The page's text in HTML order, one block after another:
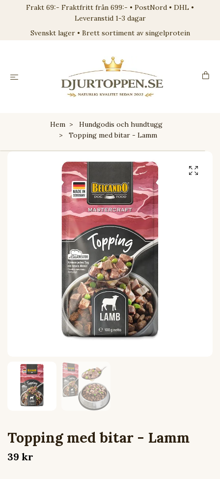
Frakt 69:- Fraktfritt från 699:- • PostNord • DHL •
Leveranstid 1-3 dagar
Svenskt lager • Brett sortiment av singelprotein
Hem
Hundgodis och hundtugg
Topping med bitar - Lamm
Topping med bitar - Lamm
39 kr